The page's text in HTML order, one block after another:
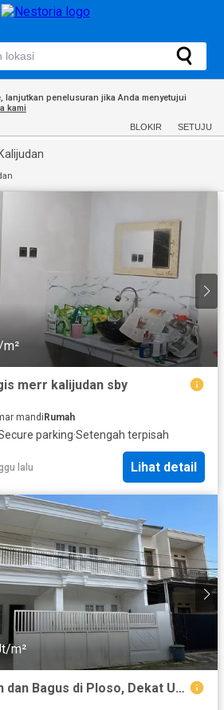
lanjutkan penelusuran jika Anda menyetujui
kami
BLOKIR SETUJU
merr kalijudan sby
mandiRumah
parking·Setengah terpisah
lalu Lihat detail
m²
Dijual Rumah Murah dan Bagus di Ploso, Dekat Univ Unair, Sby